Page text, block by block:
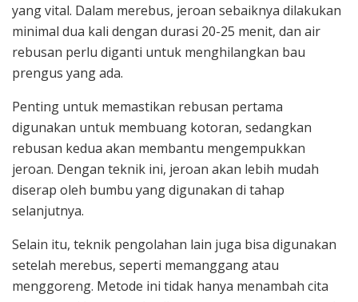
yang vital. Dalam merebus, jeroan sebaiknya dilakukan
minimal dua kali dengan durasi 20-25 menit, dan air
rebusan perlu diganti untuk menghilangkan bau
prengus yang ada.
Penting untuk memastikan rebusan pertama
digunakan untuk membuang kotoran, sedangkan
rebusan kedua akan membantu mengempukkan
jeroan. Dengan teknik ini, jeroan akan lebih mudah
diserap oleh bumbu yang digunakan di tahap
selanjutnya.
Selain itu, teknik pengolahan lain juga bisa digunakan
setelah merebus, seperti memanggang atau
menggoreng. Metode ini tidak hanya menambah cita